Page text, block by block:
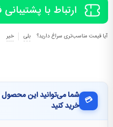
ارتباط با
آیا قیمت مناسب‌تری سراغ دارید؟ بلی خیر
💳 شما می‌توانید این محصول
خرید کنید